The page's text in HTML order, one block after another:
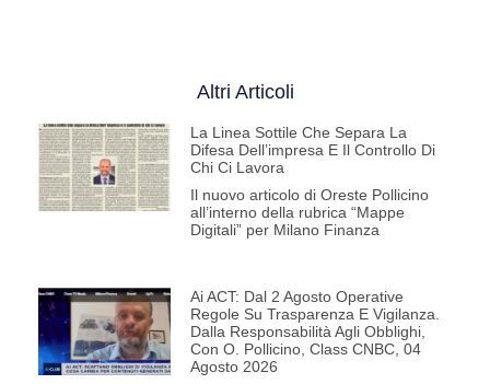
Altri Articoli
La Linea Sottile Che Separa La
Difesa Dell’impresa E Il Controllo Di
Chi Ci Lavora
Il nuovo articolo di Oreste Pollicino
all’interno della rubrica “Mappe
Digitali” per Milano Finanza
Ai ACT: Dal 2 Agosto Operative
Regole Su Trasparenza E Vigilanza.
Dalla Responsabilità Agli Obblighi,
Con O. Pollicino, Class CNBC, 04
Agosto 2026